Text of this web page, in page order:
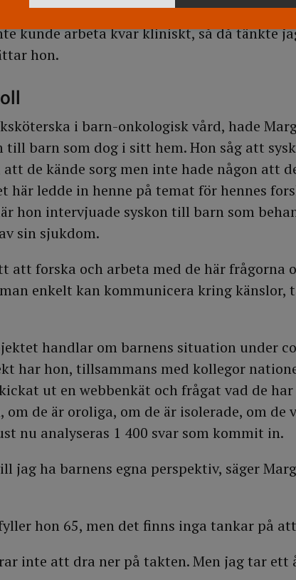
lungskada efter att ha blandat så mycket
kunde arbeta kvar kliniskt, så då tänkte
hon.
i barn-onkologisk vård, hade
till barn som dog i sitt hem. Hon såg att
de kände sorg men inte hade någon att
här ledde in henne på temat för hennes
hon intervjuade syskon till barn som
sin sjukdom.
att forska och arbeta med de här frågorna
enkelt kan kommunicera kring känslor,
handlar om barnens situation under
har hon, tillsammans med kollegor
ut en webbenkät och frågat vad de
om de är oroliga, om de är isolerade, om de
nu analyseras 1 400 svar som kommit in.
jag ha barnens egna perspektiv, säger
hon 65, men det finns inga tankar på
inte att dra ner på takten. Men jag tar ett